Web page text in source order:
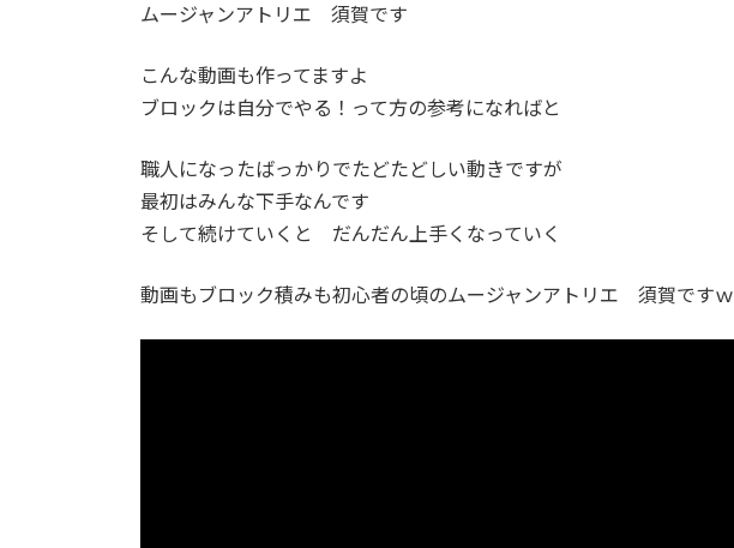
新
時
:
ムージャンアトリエ 須賀です
こんな動画も作ってますよ
ブロックは自分でやる！って方の参考になればと
職人になったばっかりでたどたどしい動きですが
最初はみんな下手なんです
そして続けていくと だんだん上手くなっていく
動画もブロック積みも初心者の頃のムージャンアトリエ 須賀ですｗ